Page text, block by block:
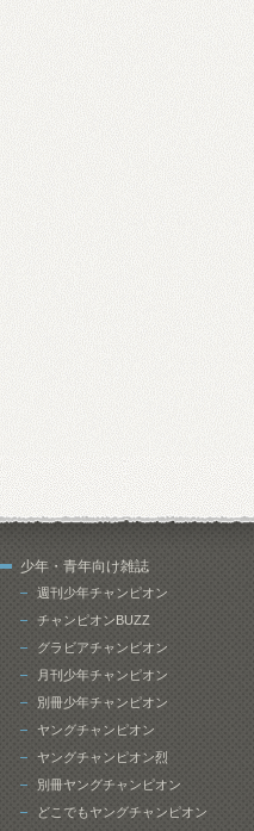
少年・青年向け雑誌
週刊少年チャンピオン
チャンピオンBUZZ
グラビアチャンピオン
月刊少年チャンピオン
別冊少年チャンピオン
ヤングチャンピオン
ヤングチャンピオン烈
別冊ヤングチャンピオン
どこでもヤングチャンピオン